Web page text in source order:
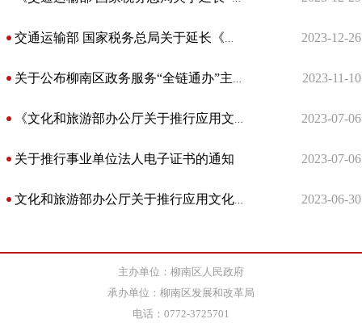
2023-12-26
2023-11-10
2023-07-06
关于推行事业单位法人电子证书的通知 2023-07-06
2023-06-30
主办单位：柳南区人民政府
承办单位：柳南区发展和改革局
电话：0772-3725701